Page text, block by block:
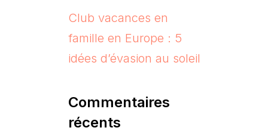
Club vacances en
famille en Europe : 5
idées d’évasion au soleil
Commentaires
récents